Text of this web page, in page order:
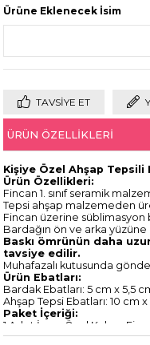
Ürüne Eklenecek İsim
TAVSIYE ET
ÜRÜN ÖZELLIKLERI
Kişiye Özel Ahşap
Ürün Özellikleri:
Fincan 1. sınıf seramik
Tepsi ahşap malzemeden
Fincan üzerine süblimasyon
Bardağın ön ve arka yüzüne
Baskı ömrünün daha
tavsiye edilir.
Muhafazalı kutusunda
Ürün Ebatları:
Bardak Ebatları: 5 cm x 5,5
Ahşap Tepsi Ebatları: 10 cm x
Paket İçeriği:
1 Adet İsme Özel Kahve
1 Adet Ahşap Fincan Altlığı